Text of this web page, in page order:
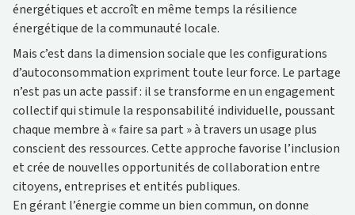
énergétiques et accroît en même temps la résilience
énergétique de la communauté locale.
Mais c’est dans la dimension sociale que les configurations
d’autoconsommation expriment toute leur force. Le partage
n’est pas un acte passif : il se transforme en un engagement
collectif qui stimule la responsabilité individuelle, poussant
chaque membre à « faire sa part » à travers un usage plus
conscient des ressources. Cette approche favorise l’inclusion
et crée de nouvelles opportunités de collaboration entre
citoyens, entreprises et entités publiques.
En gérant l’énergie comme un bien commun, on donne